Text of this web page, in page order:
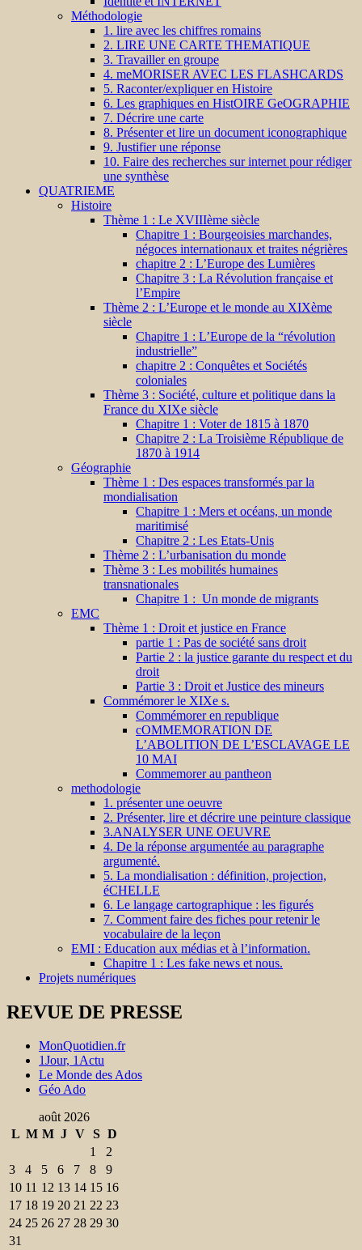
Méthodologie
1. lire avec les chiffres romains
2. LIRE UNE CARTE THEMATIQUE
3. Travailler en groupe
4. meMORISER AVEC LES FLASHCARDS
5. Raconter/expliquer en Histoire
6. Les graphiques en HistOIRE GeOGRAPHIE
7. Décrire une carte
8. Présenter et lire un document iconographique
9. Justifier une réponse
10. Faire des recherches sur internet pour rédiger
une synthèse
QUATRIEME
Histoire
Thème 1 : Le XVIIIème siècle
Chapitre 1 : Bourgeoisies marchandes,
négoces internationaux et traites négrières
chapitre 2 : L’Europe des Lumières
Chapitre 3 : La Révolution française et
l’Empire
Thème 2 : L’Europe et le monde au XIXème
siècle
Chapitre 1 : L’Europe de la “révolution
industrielle”
chapitre 2 : Conquêtes et Sociétés
coloniales
Thème 3 : Société, culture et politique dans la
France du XIXe siècle
Chapitre 1 : Voter de 1815 à 1870
Chapitre 2 : La Troisième République de
1870 à 1914
Géographie
Thème 1 : Des espaces transformés par la
mondialisation
Chapitre 1 : Mers et océans, un monde
maritimisé
Chapitre 2 : Les Etats-Unis
Thème 2 : L’urbanisation du monde
Thème 3 : Les mobilités humaines
transnationales
Chapitre 1 : Un monde de migrants
EMC
Thème 1 : Droit et justice en France
partie 1 : Pas de société sans droit
Partie 2 : la justice garante du respect et du
droit
Partie 3 : Droit et Justice des mineurs
Commémorer le XIXe s.
Commémorer en republique
cOMMEMORATION DE
L’ABOLITION DE L’ESCLAVAGE LE
10 MAI
Commemorer au pantheon
methodologie
1. présenter une oeuvre
2. Présenter, lire et décrire une peinture classique
3.ANALYSER UNE OEUVRE
4. De la réponse argumentée au paragraphe
argumenté.
5. La mondialisation : définition, projection,
éCHELLE
6. Le langage cartographique : les figurés
7. Comment faire des fiches pour retenir le
vocabulaire de la leçon
EMI : Education aux médias et à l’information.
Chapitre 1 : Les fake news et nous.
Projets numériques
REVUE DE PRESSE
MonQuotidien.fr
1Jour, 1Actu
Le Monde des Ados
Géo Ado
août 2026
L M M J V S D
1
2
3
4 5 6 7 8
9
10 11 12 13 14 15 16
17 18 19 20 21 22 23
24 25 26 27 28 29 30
31